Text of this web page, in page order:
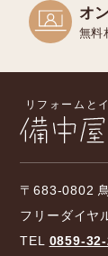
オ
無料
〒683-0802
フリーダイヤ
TEL 0859-